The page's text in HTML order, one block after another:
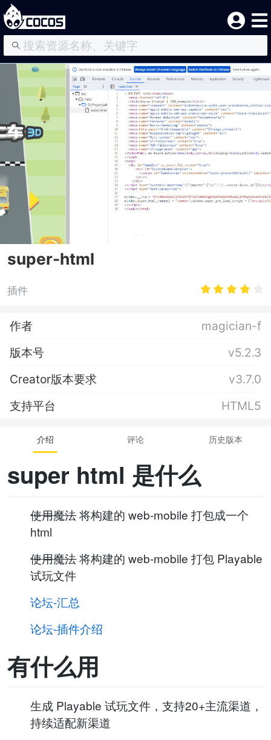
super-html
插件
作者
magician-f
版本号
v5.2.3
Creator版本要求
v3.7.0
支持平台
HTML5
介绍 评论 历史版本
super html 是什么
使用魔法将构建的 web-mobile 打包成一个
html
使用魔法将构建的 web-mobile 打包 Playable
试玩文件
论坛-汇总
论坛-插件介绍
有什么用
生成 Playable 试玩文件，支持20+主流渠道，
持续适配新渠道